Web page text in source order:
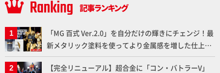
「MG 百式 Ver.2.0」を自分だけの輝きにチェンジ！最
新メタリック塗料を使ってより金属感を増した仕上が
りに!!【試し読み】
【完全リニューアル】超合金に「コン・バトラーV」